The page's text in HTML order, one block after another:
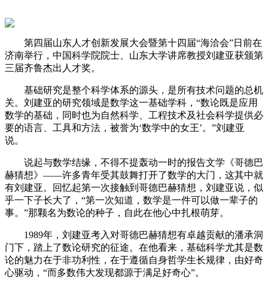
第四届山东人才创新发展大会暨第十四届“海洽会”日前在
济南举行，中国科学院院士、山东大学讲席教授刘建亚获颁第
三届齐鲁杰出人才奖。
基础研究是整个科学体系的源头，是所有技术问题的总机
关。刘建亚的研究领域是数学这一基础学科，“数论既是应用
数学的基础，同时也为自然科学、工程技术及社会科学提供必
要的语言、工具和方法，被誉为‘数学中的女王’。”刘建亚
说。
说起与数学结缘，不得不提轰动一时的报告文学《哥德巴
赫猜想》——许多青年受其鼓舞打开了数学的大门，这其中就
有刘建亚。回忆起第一次接触到哥德巴赫猜想，刘建亚说，似
乎一下子长大了，“第一次知道，数学是一件可以做一辈子的
事。”那颗名为数论的种子，自此在他心中扎根萌芽。
1989年，刘建亚考入对哥德巴赫猜想有卓越贡献的潘承洞
门下，踏上了数论研究的征途。在他看来，基础科学尤其是数
论的魅力在于非功利性，在于遵循自身哲学生长规律，由好奇
心驱动，“而多数伟大发现都源于满足好奇心”。